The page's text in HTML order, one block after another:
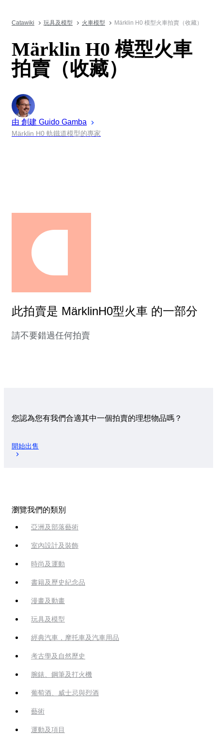
Catawiki 玩具及模型 火車模型 Märklin H0 模型火車拍賣（收藏）
Märklin H0 模型火車
拍賣（收藏）
由 創建 Guido Gamba
Märklin H0 軌鐵道模型的專家
此拍賣是 MärklinH0型火車 的一部分
請不要錯過任何拍賣
您認為您有我們合適其中一個拍賣的理想物品嗎？
開始出售
瀏覽我們的類別
亞洲及部落藝術
室內設計及裝飾
時尚及運動
書籍及歷史紀念品
漫畫及動畫
玩具及模型
經典汽車，摩托車及汽車用品
考古學及自然歷史
腕錶、鋼筆及打火機
葡萄酒、威士忌與烈酒
藝術
運動及項目